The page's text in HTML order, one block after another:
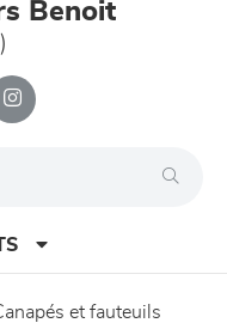
Benoit
canapés et fauteuils